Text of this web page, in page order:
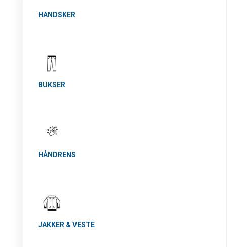
HANDSKER
BUKSER
HÅNDRENS
JAKKER & VESTE